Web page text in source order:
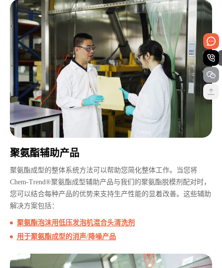
聚氨酯辅助产品
聚氨酯成型的整体系统方法可以帮助您简化整体工作。当您将
Chem-Trend®聚氨酯成型辅助产品与我们的聚氨酯脱模剂配对时，
您可以结合每种产品的优势来支持生产性能的显着改善。这些辅助
解决方案包括：
聚氨酯泡沫用低压发泡机混合头清洗剂
用于聚氨酯成型的消声/降噪产品